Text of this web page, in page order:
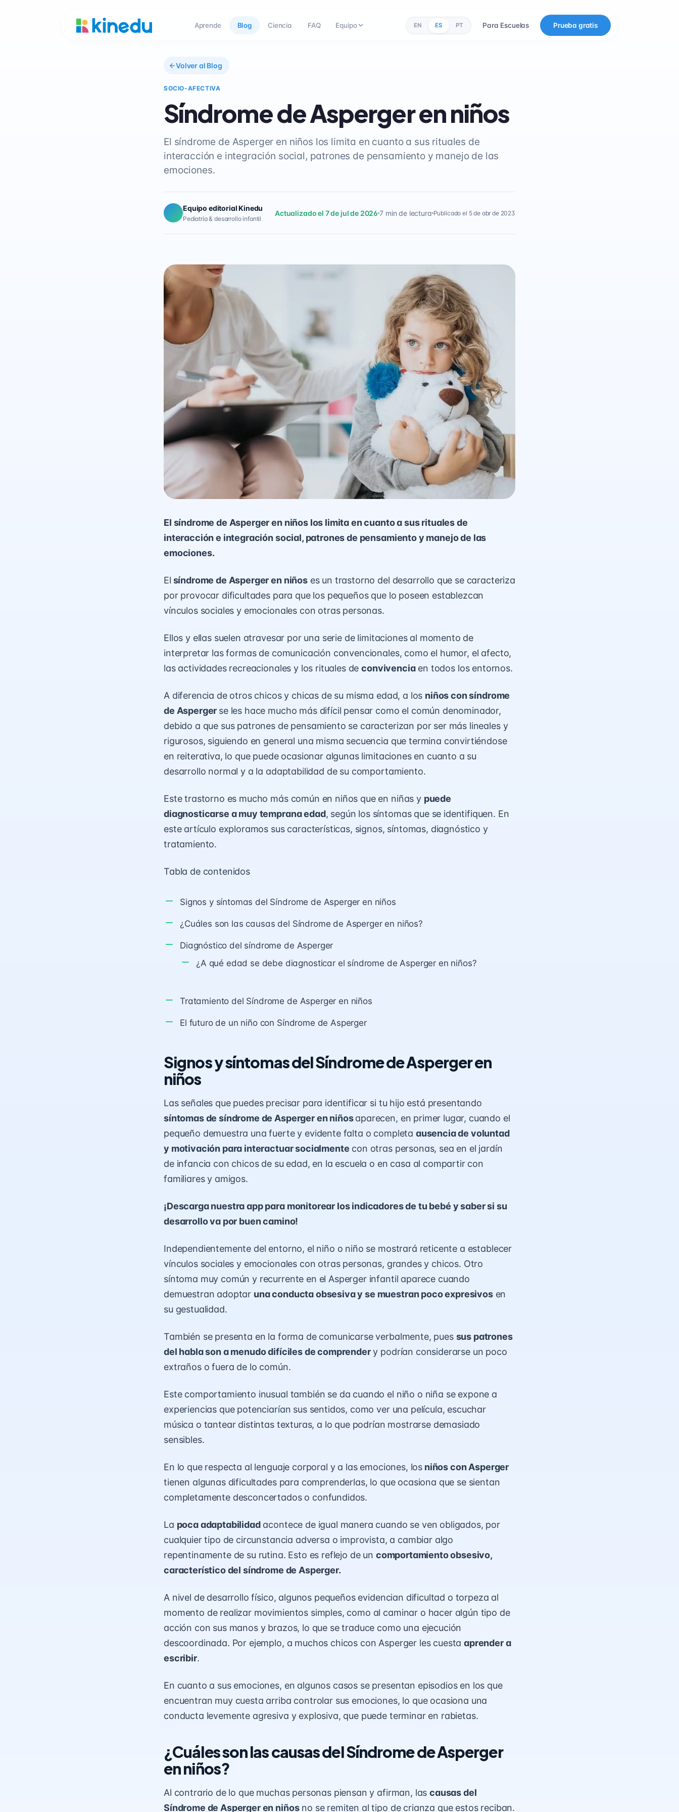
Aprende Blog Ciencia FAQ Equipo EN ES PT Para Escuelas Prueba gratis
Volver al Blog
SOCIO-AFECTIVA
Síndrome de Asperger en niños
El síndrome de Asperger en niños los limita en cuanto a sus rituales de
interacción e integración social, patrones de pensamiento y manejo de las
emociones.
Equipo editorial Kinedu
Pediatría & desarrollo infantil
Actualizado el 7 de jul de 20267 min de lectura Publicado el 5 de abr de 2023
El síndrome de Asperger en niños los limita en cuanto a sus rituales de
interacción e integración social, patrones de pensamiento y manejo de las
emociones.
El síndrome de Asperger en niñoses un trastorno del desarrollo que se caracteriza
por provocar dificultades para que los pequeños que lo poseen establezcan
vínculos sociales y emocionales con otras personas.
Ellos y ellas suelen atravesar por una serie de limitaciones al momento de
interpretar las formas de comunicación convencionales, como el humor, el afecto,
las actividades recreacionales y los rituales deconvivenciaen todos los entornos.
A diferencia de otros chicos y chicas de su misma edad, a los niños con síndrome
de Asperger se les hace mucho más difícil pensar como el común denominador,
debido a que sus patrones de pensamiento se caracterizan por ser más lineales y
rigurosos, siguiendo en general una misma secuencia que termina convirtiéndose
en reiterativa, lo que puede ocasionar algunas limitaciones en cuanto a su
desarrollo normal y a la adaptabilidad de su comportamiento.
Este trastorno es mucho más común en niños que en niñas y puede
diagnosticarse a muy temprana edad, según los síntomas que se identifiquen. En
este artículo exploramos sus características, signos, síntomas, diagnóstico y
tratamiento.
Tabla de contenidos
Signos y síntomas del Síndrome de Asperger en niños
¿Cuáles son las causas del Síndrome de Asperger en niños?
Diagnóstico del síndrome de Asperger
¿A qué edad se debe diagnosticar el síndrome de Asperger en niños?
Tratamiento del Síndrome de Asperger en niños
El futuro de un niño con Síndrome de Asperger
Signos y síntomas del Síndrome de Asperger en
niños
Las señales que puedes precisar para identificar si tu hijo está presentando
síntomas de síndrome de Asperger en niñosaparecen, en primer lugar, cuando el
pequeño demuestra una fuerte y evidente falta o completa ausencia de voluntad
y motivación para interactuar socialmente con otras personas, sea en el jardín
de infancia con chicos de su edad, en la escuela o en casa al compartir con
familiares y amigos.
¡Descarga nuestra app para monitorear los indicadores de tu bebé y saber si su
desarrollo va por buen camino!
Independientemente del entorno, el niño o niño se mostrará reticente a establecer
vínculos sociales y emocionales con otras personas, grandes y chicos. Otro
síntoma muy común y recurrente en el Asperger infantil aparece cuando
demuestran adoptar una conducta obsesiva y se muestran poco expresivosen
su gestualidad.
También se presenta en la forma de comunicarse verbalmente, pues sus patrones
del habla son a menudo difíciles de comprendery podrían considerarse un poco
extraños o fuera de lo común.
Este comportamiento inusual también se da cuando el niño o niña se expone a
experiencias que potenciarían sus sentidos, como ver una película, escuchar
música o tantear distintas texturas, a lo que podrían mostrarse demasiado
sensibles.
En lo que respecta al lenguaje corporal y a las emociones, los niños con Asperger
tienen algunas dificultades para comprenderlas, lo que ocasiona que se sientan
completamente desconcertados o confundidos.
La poca adaptabilidadacontece de igual manera cuando se ven obligados, por
cualquier tipo de circunstancia adversa o improvista, a cambiar algo
repentinamente de su rutina. Esto es reflejo de un comportamiento obsesivo,
característico del síndrome de Asperger.
A nivel de desarrollo físico, algunos pequeños evidencian dificultad o torpeza al
momento de realizar movimientos simples, como al caminar o hacer algún tipo de
acción con sus manos y brazos, lo que se traduce como una ejecución
descoordinada. Por ejemplo, a muchos chicos con Asperger les cuestaaprender a
escribir.
En cuanto a sus emociones, en algunos casos se presentan episodios en los que
encuentran muy cuesta arriba controlar sus emociones, lo que ocasiona una
conducta levemente agresiva y explosiva, que puede terminar en rabietas.
¿Cuáles son las causas del Síndrome de Asperger
en niños?
Al contrario de lo que muchas personas piensan y afirman, lascausas del
Síndrome de Asperger en niñosno se remiten al tipo de crianza que estos reciban.